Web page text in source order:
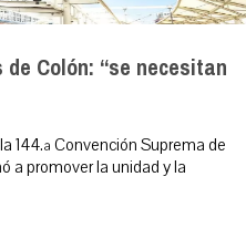
Colón: “se necesitan
144.ª Convención Suprema de
a promover la unidad y la